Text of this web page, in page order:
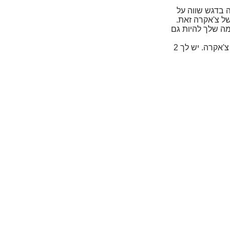
בדגש שווה על
צ'אקרה זאת.
שלך להיות גם
לאחר הצ'אקרה השביעית אתה תשמע 3 צלצולים. תן לנשימה שלך להתחיל לרדת למטה במורד דרך כל צ'אקרה. יש לך 2